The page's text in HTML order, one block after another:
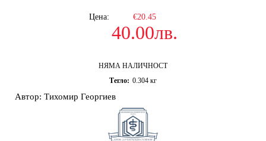
Цена: €20.45
40.00лв.
НЯМА НАЛИЧНОСТ
Тегло: 0.304 кг
Автор: Тихомир Георгиев